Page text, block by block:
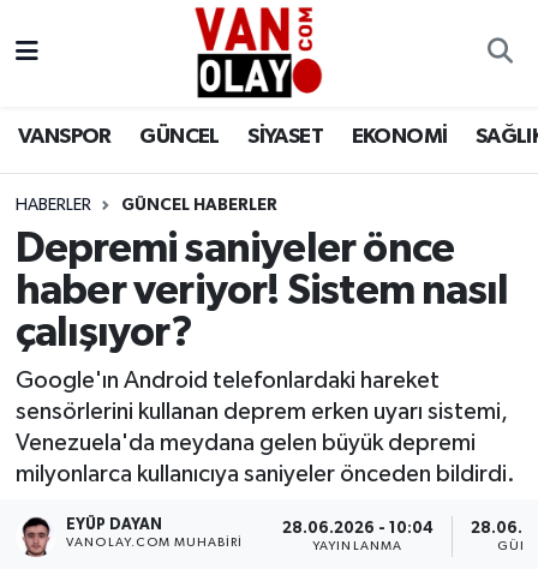
VANSPOR GÜNCEL SİYASET EKONOMİ
HABERLER GÜNCEL HABERLER
Depremi saniyeler önce
haber veriyor! Sistem nasıl
çalışıyor?
Google'ın Android telefonlardaki hareket
sensörlerini kullanan deprem erken uyarı sistemi,
Venezuela'da meydana gelen büyük depremi
milyonlarca kullanıcıya saniyeler önceden bildirdi.
EYÜP DAYAN
VANOLAY.COM MUHABIRI
28.06.2026 - 10:04
YAYINLANMA
Siyaset
Ekonomi
Sağlık
Eğitim
Bilim & Teknoloji
Dünya
Van Nöbetçi Eczaneler
Van Namaz Vakitleri
Van Trafik Yoğunluk Haritası
Süper Lig Puan Durumu ve Fikstür
Tüm Manşetler
Son Dakika Haberleri
Haber Arşivi